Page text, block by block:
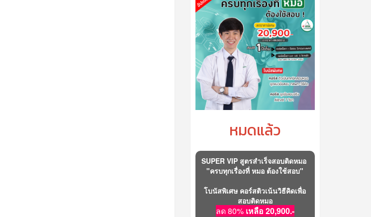
หมดแล้ว
SUPER VIP สูตรสำเร็จสอบติดหมอ
"ครบทุกเรื่องที่ หมอ ต้องใช้สอบ"
โบนัสพิเศษ คอร์สติวเน้นวิธีคิดเพื่อ
สอบติดหมอ
ลด 80% เหลือ 20,900.-